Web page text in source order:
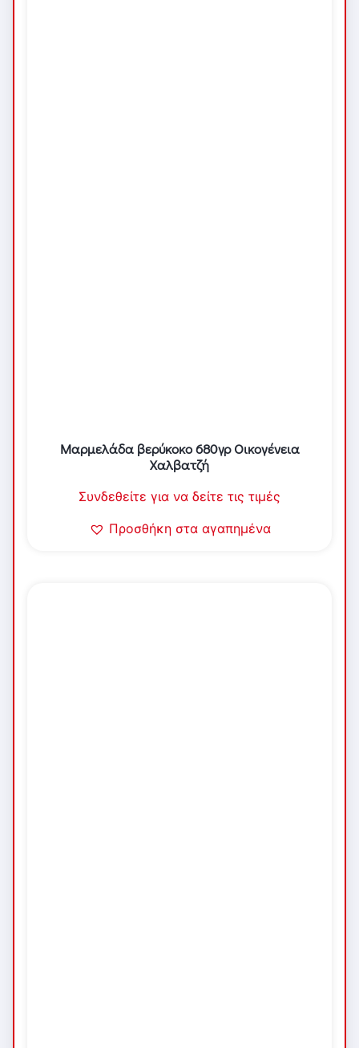
Μαρμελάδα βερύκοκο 680γρ Οικογένεια
Χαλβατζή
Συνδεθείτε για να δείτε τις τιμές
Προσθήκη στα αγαπημένα